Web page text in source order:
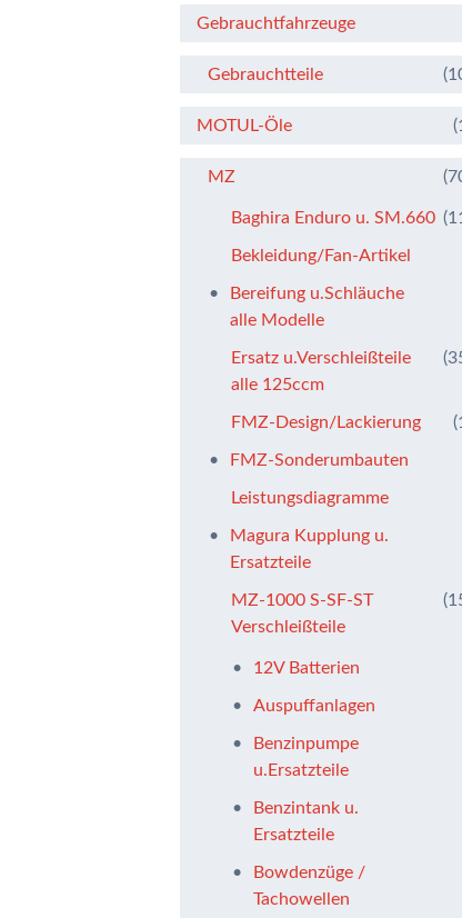
Gebrauchtfahrzeuge
Gebrauchtteile
MOTUL-Öle
MZ
Baghira Enduro u. SM.660
Bekleidung/Fan-Artikel
Bereifung u.Schläuche
alle Modelle
Ersatz u.Verschleißteile
alle 125ccm
FMZ-Design/Lackierung
FMZ-Sonderumbauten
Leistungsdiagramme
Magura Kupplung u.
Ersatzteile
MZ-1000 S-SF-ST
Verschleißteile
12V Batterien
Auspuffanlagen
Benzinpumpe
u.Ersatzteile
Benzintank u.
Ersatzteile
Bowdenzüge /
Tachowellen